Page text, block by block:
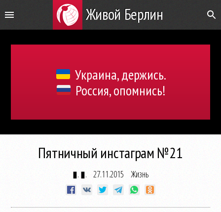
Живой Берлин
Украина, держись.
Россия, опомнись!
Пятничный инстаграм №21
▮. ▮. 27.11.2015Жизнь